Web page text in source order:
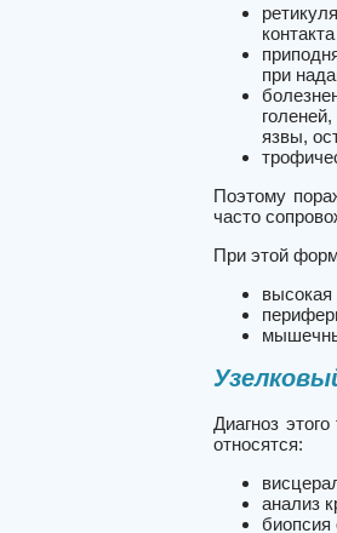
при
язвы,
Поэтому
часто
При этой
высокая
Диагноз
относятся:
анализ
биопсия